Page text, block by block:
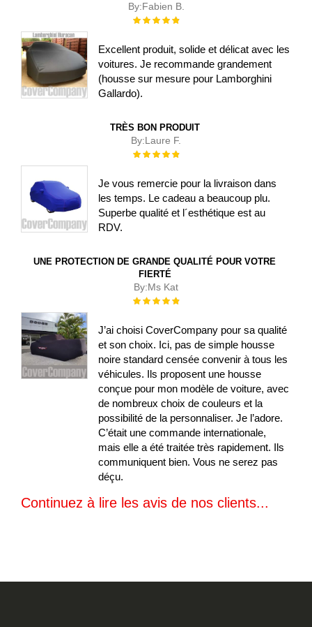
By:Fabien B.
Évaluation :
Excellent produit, solide et délicat avec les
voitures. Je recommande grandement
(housse sur mesure pour Lamborghini
Gallardo).
TRÈS BON PRODUIT
By:Laure F.
Évaluation :
Je vous remercie pour la livraison dans
les temps. Le cadeau a beaucoup plu.
Superbe qualité et l´esthétique est au
RDV.
UNE PROTECTION DE GRANDE QUALITÉ POUR VOTRE
FIERTÉ
By:Ms Kat
Évaluation :
J’ai choisi CoverCompany pour sa qualité
et son choix. Ici, pas de simple housse
noire standard censée convenir à tous les
véhicules. Ils proposent une housse
conçue pour mon modèle de voiture, avec
de nombreux choix de couleurs et la
possibilité de la personnaliser. Je l’adore.
C’était une commande internationale,
mais elle a été traitée très rapidement. Ils
communiquent bien. Vous ne serez pas
déçu.
Continuez à lire les avis de nos clients...